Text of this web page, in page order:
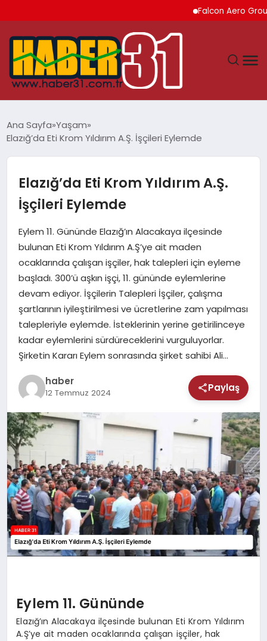
Falcon Aero Group,
HATAY
YAŞAM
EKONOMI
GÜNDEM
MAGAZIN
SAĞLIK
TEKNOLOJI
Ana Sayfa Yaşam
Elazığ’da Eti Krom Yıldırım A.Ş. İşçileri Eylemde
Elazığ’da Eti Krom Yıldırım A.Ş.
İşçileri Eylemde
Eylem 11. Gününde Elazığ’ın Alacakaya ilçesinde
bulunan Eti Krom Yıldırım A.Ş’ye ait maden
ocaklarında çalışan işçiler, hak talepleri için eyleme
başladı. 300’ü aşkın işçi, 11. gününde eylemlerine
devam ediyor. İşçilerin Talepleri İşçiler, çalışma
şartlarının iyileştirilmesi ve ücretlerine zam yapılması
talepleriyle eylemde. İsteklerinin yerine getirilinceye
kadar eylemlerini sürdüreceklerini vurguluyorlar.
Şirketin Kararı Eylem sonrasında şirket sahibi Ali…
haber
12 Temmuz 2024 Paylaş
Eylem 11. Gününde
Elazığ’ın Alacakaya ilçesinde bulunan Eti Krom Yıldırım
A.Ş’ye ait maden ocaklarında çalışan işçiler, hak